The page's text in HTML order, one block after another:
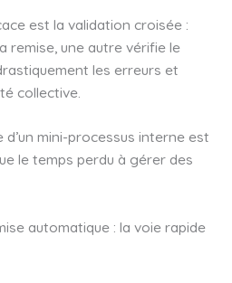
est la validation croisée :
remise, une autre vérifie le
les erreurs et
collective.
d’un mini-processus interne est
le temps perdu à gérer des
automatique : la voie rapide